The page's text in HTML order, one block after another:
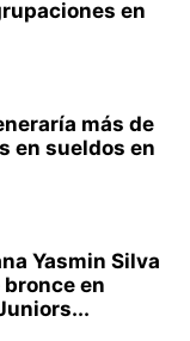
en
más de
en sueldos en
Yasmin Silva
en